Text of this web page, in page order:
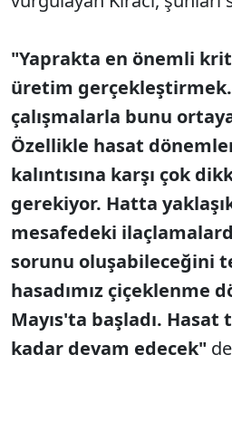
"Yaprakta en önemli
üretim gerçekleştirmek.
çalışmalarla bunu
Özellikle hasat
kalıntısına karşı çok
gerekiyor. Hatta
mesafedeki
sorunu oluşabileceğini
hasadımız çiçeklenme
Mayıs'ta başladı. Hasat
kadar devam edecek"